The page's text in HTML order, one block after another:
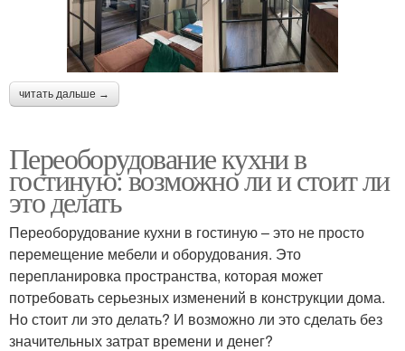
читать дальше →
Переоборудование кухни в
гостиную: возможно ли и стоит ли
это делать
Переоборудование кухни в гостиную – это не просто
перемещение мебели и оборудования. Это
перепланировка пространства, которая может
потребовать серьезных изменений в конструкции дома.
Но стоит ли это делать? И возможно ли это сделать без
значительных затрат времени и денег?